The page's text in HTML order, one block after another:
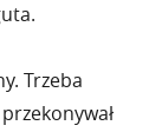
Trzeba